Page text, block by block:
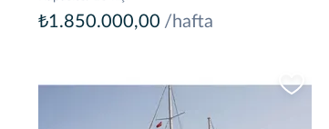
₺1.850.000,00 /hafta